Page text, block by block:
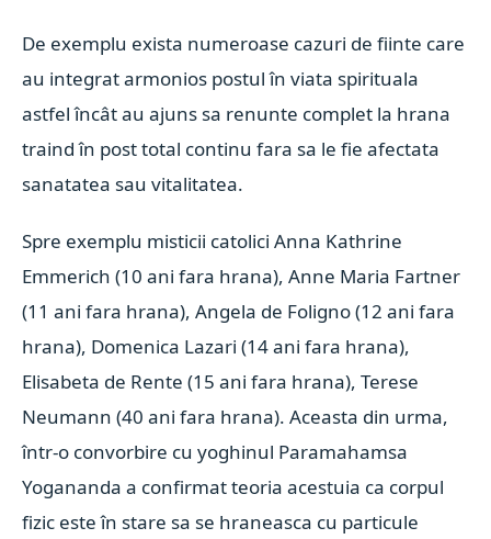
De exemplu exista numeroase cazuri de fiinte care
au integrat armonios postul în viata spirituala
astfel încât au ajuns sa renunte complet la hrana
traind în post total continu fara sa le fie afectata
sanatatea sau vitalitatea.
Spre exemplu misticii catolici Anna Kathrine
Emmerich (10 ani fara hrana), Anne Maria Fartner
(11 ani fara hrana), Angela de Foligno (12 ani fara
hrana), Domenica Lazari (14 ani fara hrana),
Elisabeta de Rente (15 ani fara hrana), Terese
Neumann (40 ani fara hrana). Aceasta din urma,
într-o convorbire cu yoghinul Paramahamsa
Yogananda a confirmat teoria acestuia ca corpul
fizic este în stare sa se hraneasca cu particule